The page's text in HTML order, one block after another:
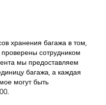
хранения багажа в том,
проверены сотрудником
мы предоставляем
багажа, а каждая
могут быть
.